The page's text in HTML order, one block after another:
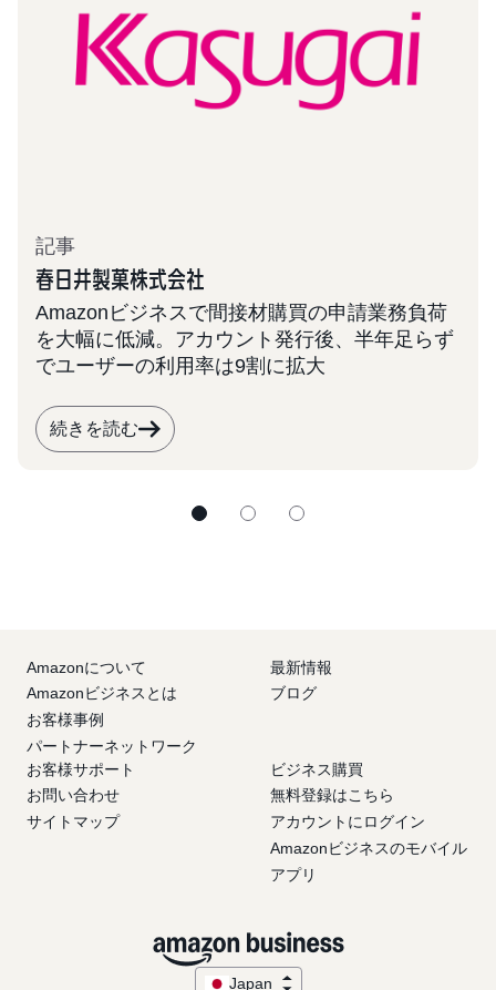
記事
春日井製菓株式会社
Amazonビジネスで間接材購買の申請業務負荷
を大幅に低減。アカウント発行後、半年足らず
でユーザーの利用率は9割に拡大
続きを読む
Amazonについて
Amazonビジネスとは
お客様事例
パートナーネットワーク
最新情報
ブログ
お客様サポート
お問い合わせ
サイトマップ
ビジネス購買
無料登録はこちら
アカウントにログイン
Amazonビジネスのモバイル
アプリ
Japan